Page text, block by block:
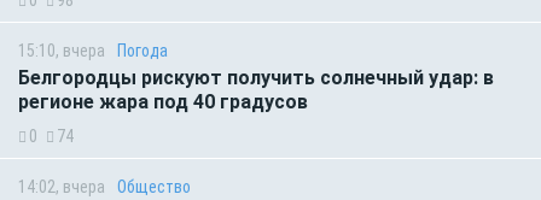
15:10, вчера Погода
Белгородцы рискуют получить солнечный удар: в
регионе жара под 40 градусов
0 74
14:02, вчера Общество